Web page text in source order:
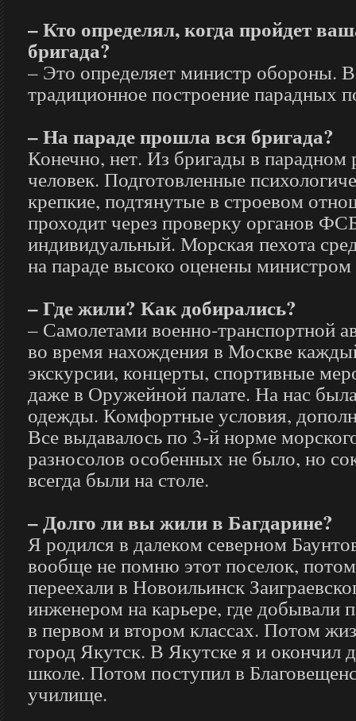
– Кто определял, когда пройдет
бригада?
– Это определяет министр обороны.
традиционное построение парадных
– На параде прошла вся бригада?
Конечно, нет. Из бригады в парадном
человек. Подготовленные
крепкие, подтянутые в строевом
проходит через проверку органов
индивидуальный. Морская пехота
на параде высоко оценены
– Где жили? Как добирались?
– Самолетами военно-транспортной
во время нахождения в Москве
экскурсии, концерты, спортивные
даже в Оружейной палате. На нас
одежды. Комфортные условия,
Все выдавалось по 3-й норме
разносолов особенных не было, но
всегда были на столе.
– Долго ли вы жили в Багдарине?
Я родился в далеком северном
вообще не помню этот поселок,
переехали в Новоильинск
инженером на карьере, где добывали
в первом и втором классах. Потом
город Якутск. В Якутске я и окончил
школе. Потом поступил в
училище.